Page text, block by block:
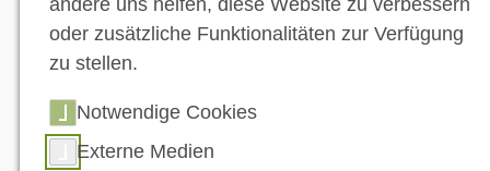
andere uns helfen, diese Website zu verbessern
oder zusätzliche Funktionalitäten zur Verfügung
zu stellen.
Notwendige Cookies
Externe Medien